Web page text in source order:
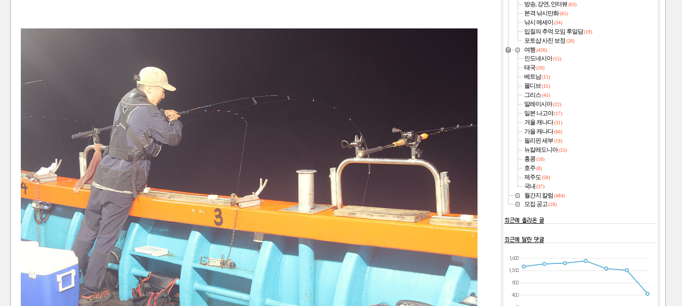
방송, 강연, 인터뷰 (63)
본격 낚시만화(65)
낚시 에세이 (34)
입질의 추억 모임 후일담(19)
포토샵 사진 보정 (28)
여행 (426)
인도네시아(15)
태국 (10)
베트남(11)
몰디브 (15)
그리스 (45)
말레이시아(22)
일본 나고야(17)
겨울 캐나다(31)
가을 캐나다(60)
필리핀 세부 (19)
뉴칼레도니아(55)
홍콩 (18)
호주 (8)
제주도 (58)
국내 (37)
월간지 칼럼 (484)
모집 공고 (28)
최근에 달린 댓글